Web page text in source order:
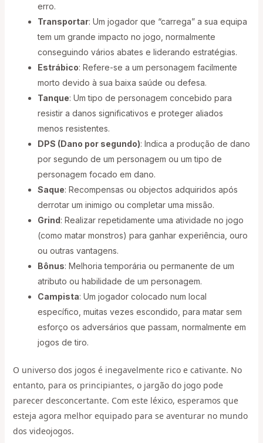
erro.
Transportar: Um jogador que “carrega” a sua equipa
tem um grande impacto no jogo, normalmente
conseguindo vários abates e liderando estratégias.
Estrábico: Refere-se a um personagem facilmente
morto devido à sua baixa saúde ou defesa.
Tanque: Um tipo de personagem concebido para
resistir a danos significativos e proteger aliados
menos resistentes.
DPS (Dano por segundo): Indica a produção de dano
por segundo de um personagem ou um tipo de
personagem focado em dano.
Saque: Recompensas ou objectos adquiridos após
derrotar um inimigo ou completar uma missão.
Grind: Realizar repetidamente uma atividade no jogo
(como matar monstros) para ganhar experiência, ouro
ou outras vantagens.
Bônus: Melhoria temporária ou permanente de um
atributo ou habilidade de um personagem.
Campista: Um jogador colocado num local
específico, muitas vezes escondido, para matar sem
esforço os adversários que passam, normalmente em
jogos de tiro.
O universo dos jogos é inegavelmente rico e cativante. No
entanto, para os principiantes, o jargão do jogo pode
parecer desconcertante. Com este léxico, esperamos que
esteja agora melhor equipado para se aventurar no mundo
dos videojogos.